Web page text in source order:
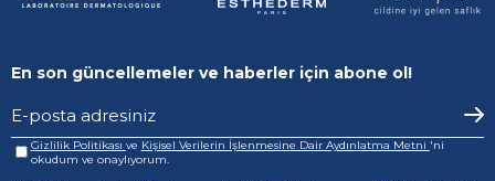
En son güncellemeler ve haberler için abone ol!
Gizlilik Politikası ve Kişisel Verilerin İşlenmesine Dair Aydınlatma Metni 'ni
okudum ve onaylıyorum.